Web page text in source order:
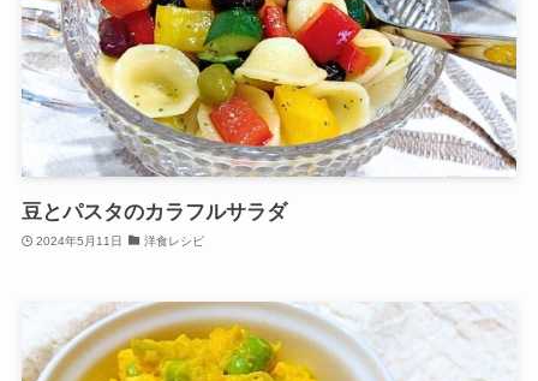
豆とパスタのカラフルサラダ
2024年5月11日 洋食レシピ